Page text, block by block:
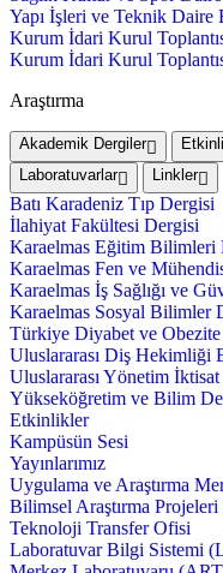
Yapı İşleri ve Teknik Daire
Kurum İdari Kurul
Kurum İdari Kurul
Araştırma
Akademik Dergiler
Laboratuvarlar
Linkler
Batı Karadeniz Tıp Dergisi
İlahiyat Fakültesi Dergisi
Karaelmas Eğitim Bilimleri
Karaelmas Fen ve
Karaelmas İş Sağlığı ve
Karaelmas Sosyal Bilimler
Türkiye Diyabet ve
Uluslararası Diş Hekimliği
Uluslararası Yönetim
Yükseköğretim ve Bilim
Etkinlikler
Kampüsün Sesi
Yayınlarımız
Uygulama ve Araştırma
Bilimsel Araştırma
Teknoloji Transfer Ofisi
Laboratuvar Bilgi Sistemi